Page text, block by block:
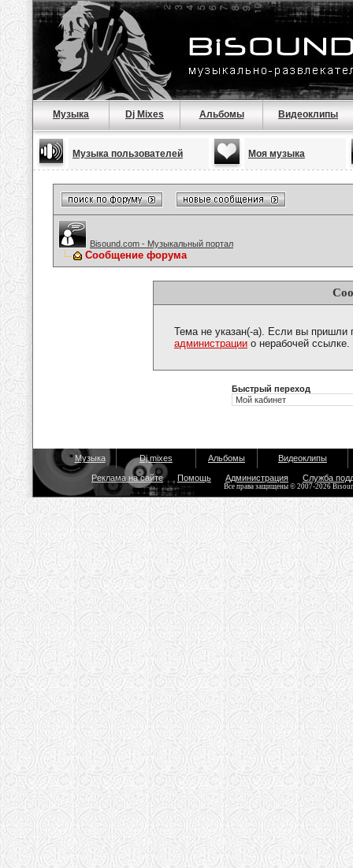
Музыка Dj Mixes Альбомы Видеоклипы
Музыка пользователей Моя музыка
Bisound.com - Музыкальный портал
Сообщение форума
Тема не указан(-а). Если вы пришли
администрации о нерабочей ссылке.
Быстрый переход
Музыка Dj mixes Альбомы Видеоклипы
Реклама на сайте Помощь Администрация Служба
Все права защищены © 2007-2026